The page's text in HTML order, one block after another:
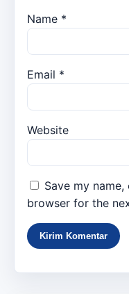
Name *
Email *
Website
Save my
browser for the